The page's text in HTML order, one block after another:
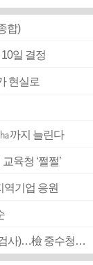
합)
일 결정
현실로
까지 늘린다
육청 ‘쩔쩔’
기업 응원
■ 검사 신분 버리고 직급하향(10년 이하 저연차 검사)…檢 중수청행 기피